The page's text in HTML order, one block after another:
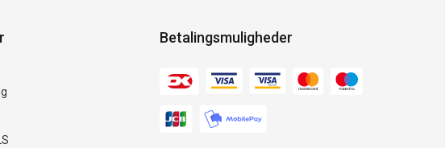
Betalingsmuligheder